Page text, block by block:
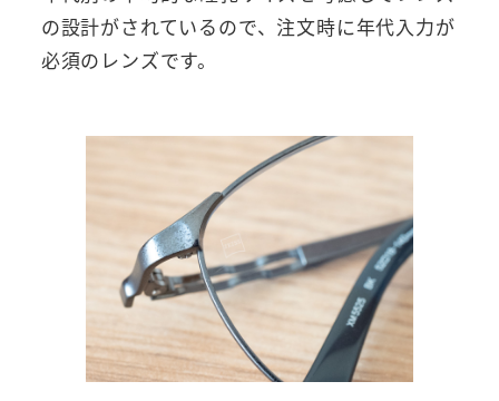
の設計がされているので、注文時に年代入力が
必須のレンズです。